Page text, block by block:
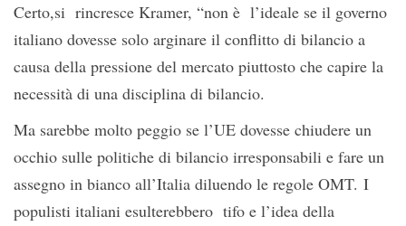
Certo,si rincresce Kramer, “non è l’ideale se il governo
italiano dovesse solo arginare il conflitto di bilancio a
causa della pressione del mercato piuttosto che capire la
necessità di una disciplina di bilancio.
Ma sarebbe molto peggio se l’UE dovesse chiudere un
occhio sulle politiche di bilancio irresponsabili e fare un
assegno in bianco all’Italia diluendo le regole OMT. I
populisti italiani esulterebbero tifo e l’idea della